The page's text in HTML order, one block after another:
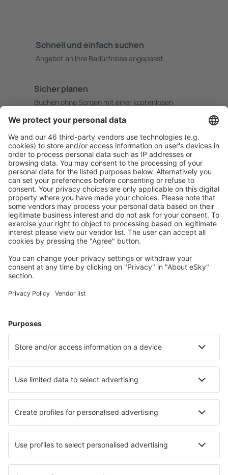
Schnell und einfach suchen
Angebot an Ihre Bedürfnisse angepasst.
Sicher planen
Buchen ohne Sorgen mit einer kostenlosen
Mehr sparen
Attraktive Preise und Spezialangebote für eingeloggte
Benutzer.
Unterkünfte, die Sie mögen
Wählen Sie aus über 1,3 Millionen Unterkünften: Hotels,
Hütten, Apartments und andere.
Hotels in Deutschland - Beliebte Städte
Hotels in Heringsdorf Hotels in Willingen
Hotels in Vollerwiek Hotels in Überlingen
Die besten Hotels - Städte
Hotels in Nové Veselí Hotels in Navasfrias
Hotels in Wapse Hotels in Axamer Lizum